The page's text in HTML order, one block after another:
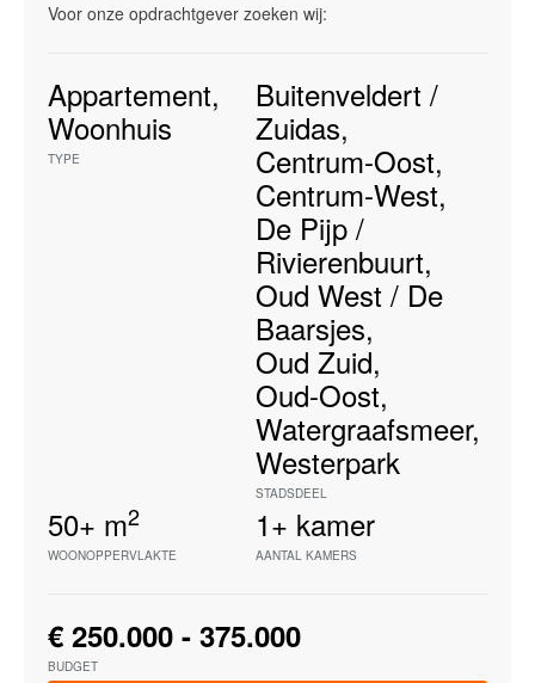
Voor onze opdrachtgever zoeken wij:
Appartement,
Woonhuis
TYPE
Buitenveldert /
Zuidas,
Centrum-Oost,
Centrum-West,
De Pijp /
Rivierenbuurt,
Oud West / De
Baarsjes,
Oud Zuid,
Oud-Oost,
Watergraafsmeer,
Westerpark
STADSDEEL
50+ m2
WOONOPPERVLAKTE
1+ kamer
AANTAL KAMERS
€ 250.000 - 375.000
BUDGET